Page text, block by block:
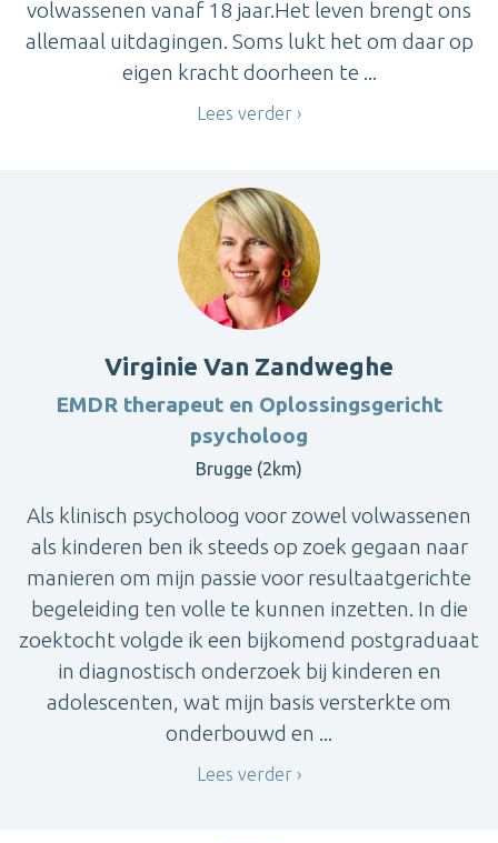
volwassenen vanaf 18 jaar.Het leven brengt ons
allemaal uitdagingen. Soms lukt het om daar op
eigen kracht doorheen te ...
Lees verder
Virginie Van Zandweghe
EMDR therapeut en Oplossingsgericht
psycholoog
Brugge (2km)
Als klinisch psycholoog voor zowel volwassenen
als kinderen ben ik steeds op zoek gegaan naar
manieren om mijn passie voor resultaatgerichte
begeleiding ten volle te kunnen inzetten. In die
zoektocht volgde ik een bijkomend postgraduaat
in diagnostisch onderzoek bij kinderen en
adolescenten, wat mijn basis versterkte om
onderbouwd en ...
Lees verder